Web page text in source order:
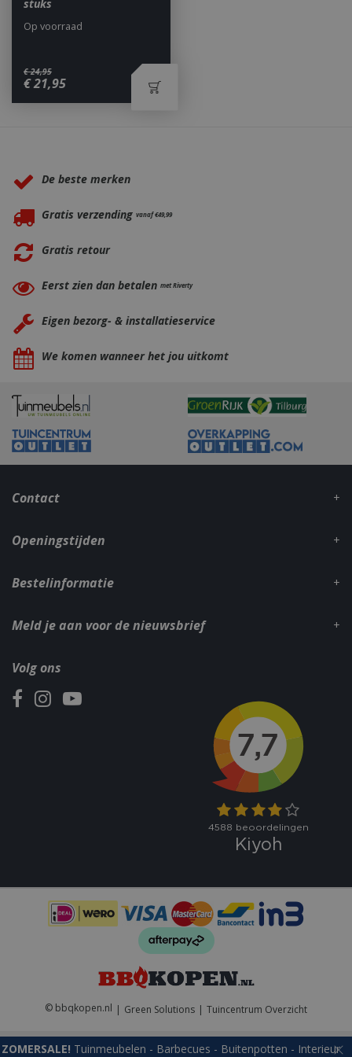
ZOMERSALE! Tuinmeubelen - Barbecues - Buitenpotten - Interieur
stuks
€ 24,95
€21,95
Op voorraad
De beste merken
Gratis verzending vanaf €49,99
Gratis retour
Eerst zien dan betalen met Riverty
Eigen bezorg- & installatieservice
We komen wanneer het jou uitkomt
Contact
Volg ons
Openingstijden
Bestelinformatie
Meld je aan voor de nieuwsbrief
© bbqkopen.nl Green Solutions Tuincentrum Overzicht
_gid
Google LLC
.bbqkopen.nl
YouTube
.youtube.com